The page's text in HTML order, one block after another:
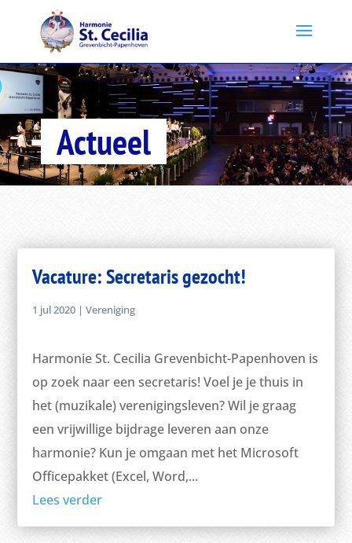
Actueel
Vacature: Secretaris gezocht!
1 jul 2020 |Vereniging
Harmonie St. Cecilia Grevenbicht-Papenhoven is
op zoek naar een secretaris! Voel je je thuis in
het (muzikale) verenigingsleven? Wil je graag
een vrijwillige bijdrage leveren aan onze
harmonie? Kun je omgaan met het Microsoft
Officepakket (Excel, Word,...
Lees verder